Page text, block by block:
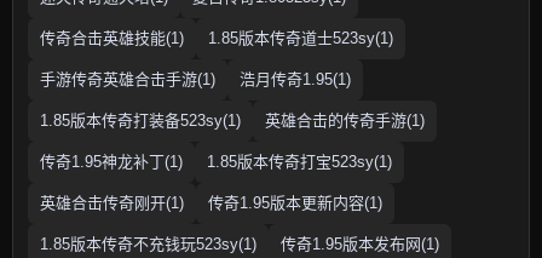
传奇合击英雄技能(1) 1.85版本传奇道士523sy(1)
手游传奇英雄合击手游(1) 浩月传奇1.95(1)
1.85版本传奇打装备523sy(1) 英雄合击的传奇手游(1)
传奇1.95神龙补丁(1) 1.85版本传奇打宝523sy(1)
英雄合击传奇刚开(1) 传奇1.95版本更新内容(1)
1.85版本传奇不充钱玩523sy(1) 传奇1.95版本发布网(1)